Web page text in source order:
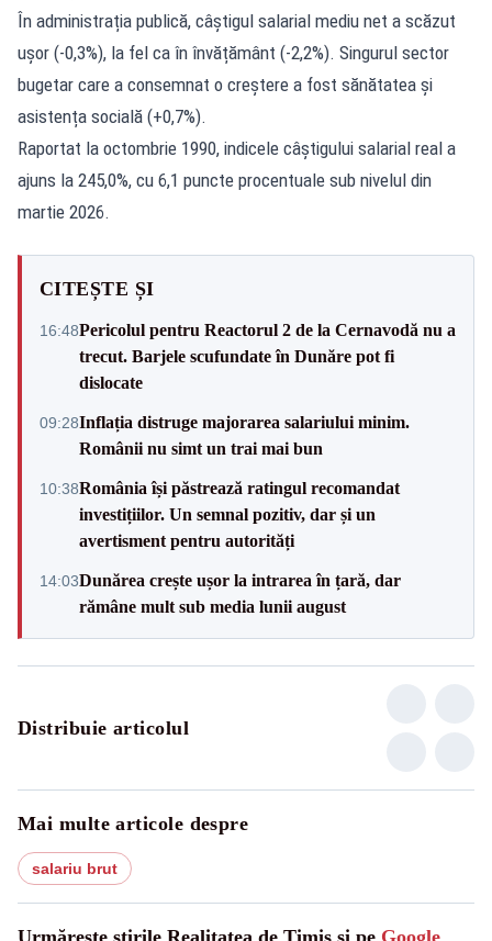
În administrația publică, câștigul salarial mediu net a scăzut
ușor (-0,3%), la fel ca în învățământ (-2,2%). Singurul sector
bugetar care a consemnat o creștere a fost sănătatea și
asistența socială (+0,7%).
Raportat la octombrie 1990, indicele câștigului salarial real a
ajuns la 245,0%, cu 6,1 puncte procentuale sub nivelul din
martie 2026.
CITEȘTE ȘI
16:48Pericolul pentru Reactorul 2 de la Cernavodă nu a
trecut. Barjele scufundate în Dunăre pot fi
dislocate
09:28Inflația distruge majorarea salariului minim.
Românii nu simt un trai mai bun
10:38România își păstrează ratingul recomandat
investițiilor. Un semnal pozitiv, dar și un
avertisment pentru autorități
14:03Dunărea crește ușor la intrarea în țară, dar
rămâne mult sub media lunii august
Distribuie articolul
Mai multe articole despre
salariu brut
Urmărește știrile Realitatea de Timis și pe Google